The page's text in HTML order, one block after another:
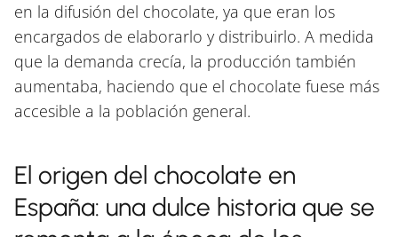
en la difusión del chocolate, ya que eran los
encargados de elaborarlo y distribuirlo. A medida
que la demanda crecía, la producción también
aumentaba, haciendo que el chocolate fuese más
accesible a la población general.
El origen del chocolate en
España: una dulce historia que se